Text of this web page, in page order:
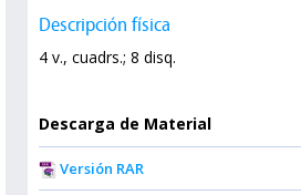
Descripción física
4 v., cuadrs.; 8 disq.
Descarga de Material
Versión RAR